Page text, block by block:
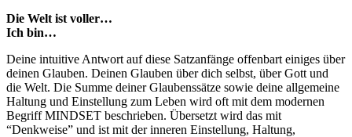
Die Welt ist voller…
Ich bin…
Deine intuitive Antwort auf diese Satzanfänge offenbart einiges über
deinen Glauben. Deinen Glauben über dich selbst, über Gott und
die Welt. Die Summe deiner Glaubenssätze sowie deine allgemeine
Haltung und Einstellung zum Leben wird oft mit dem modernen
Begriff MINDSET beschrieben. Übersetzt wird das mit
“Denkweise” und ist mit der inneren Einstellung, Haltung,